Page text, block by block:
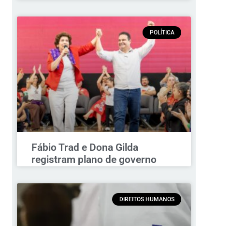
POLÍTICA
Fábio Trad e Dona Gilda
registram plano de governo
DIREITOS HUMANOS